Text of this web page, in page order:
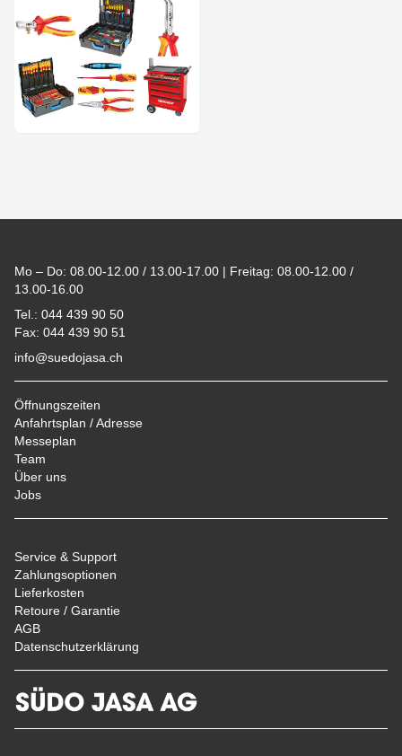
Mo – Do: 08.00-12.00 / 13.00-17.00 | Freitag: 08.00-12.00 /
13.00-16.00
Tel.: 044 439 90 50
Fax: 044 439 90 51
info@suedojasa.ch
Öffnungszeiten
Anfahrtsplan / Adresse
Messeplan
Team
Über uns
Jobs
Service & Support
Zahlungsoptionen
Lieferkosten
Retoure / Garantie
AGB
Datenschutzerklärung